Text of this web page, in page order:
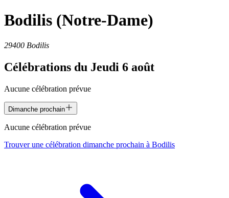
Bodilis (Notre-Dame)
29400 Bodilis
Célébrations du Jeudi 6 août
Aucune célébration prévue
Dimanche prochain
Aucune célébration prévue
Trouver une célébration dimanche prochain à Bodilis